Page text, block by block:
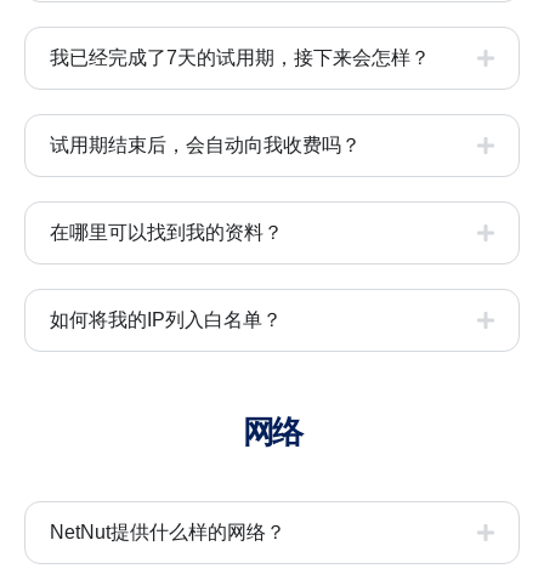
我已经完成了7天的试用期，接下来会怎样？
试用期结束后，会自动向我收费吗？
在哪里可以找到我的资料？
如何将我的IP列入白名单？
网络
NetNut提供什么样的网络？